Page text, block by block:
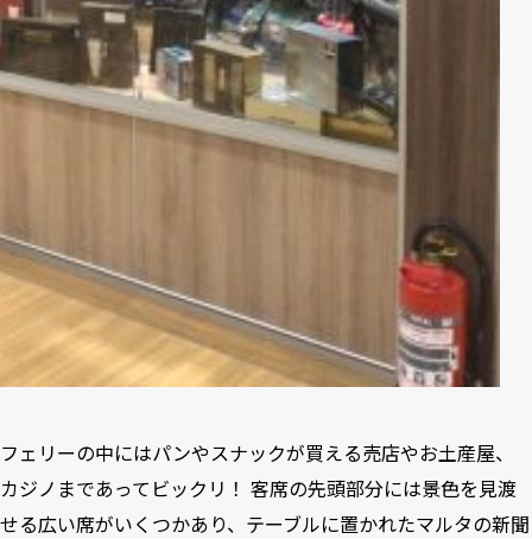
フェリーの中にはパンやスナックが買える売店やお土産屋、
カジノまであってビックリ！ 客席の先頭部分には景色を見渡
せる広い席がいくつかあり、テーブルに置かれたマルタの新聞